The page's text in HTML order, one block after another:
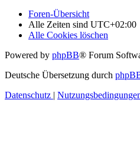
Foren-Übersicht
Alle Zeiten sind UTC+02:00
Alle Cookies löschen
Powered by phpBB® Forum
Deutsche Übersetzung durch
Datenschutz